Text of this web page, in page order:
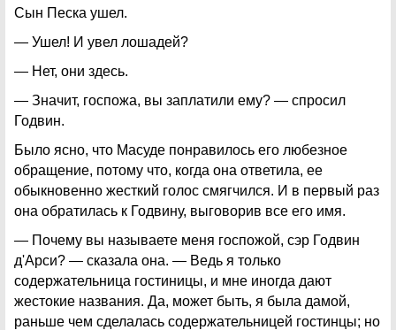
Сын Песка ушел.
— Ушел! И увел лошадей?
— Нет, они здесь.
— Значит, госпожа, вы заплатили ему? — спросил
Годвин.
Было ясно, что Масуде понравилось его любезное
обращение, потому что, когда она ответила, ее
обыкновенно жесткий голос смягчился. И в первый раз
она обратилась к Годвину, выговорив все его имя.
— Почему вы называете меня госпожой, сэр Годвин
д'Арси? — сказала она. — Ведь я только
содержательница гостиницы, и мне иногда дают
жестокие названия. Да, может быть, я была дамой,
раньше чем сделалась содержательницей гостинцы; но